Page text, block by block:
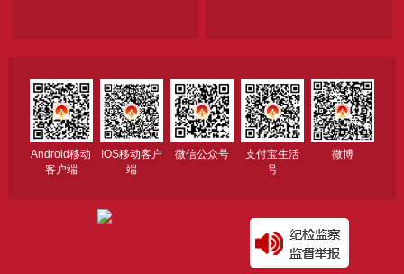
Android移动
客户端
IOS移动客户
端
微信公众号
支付宝生活
号
微博